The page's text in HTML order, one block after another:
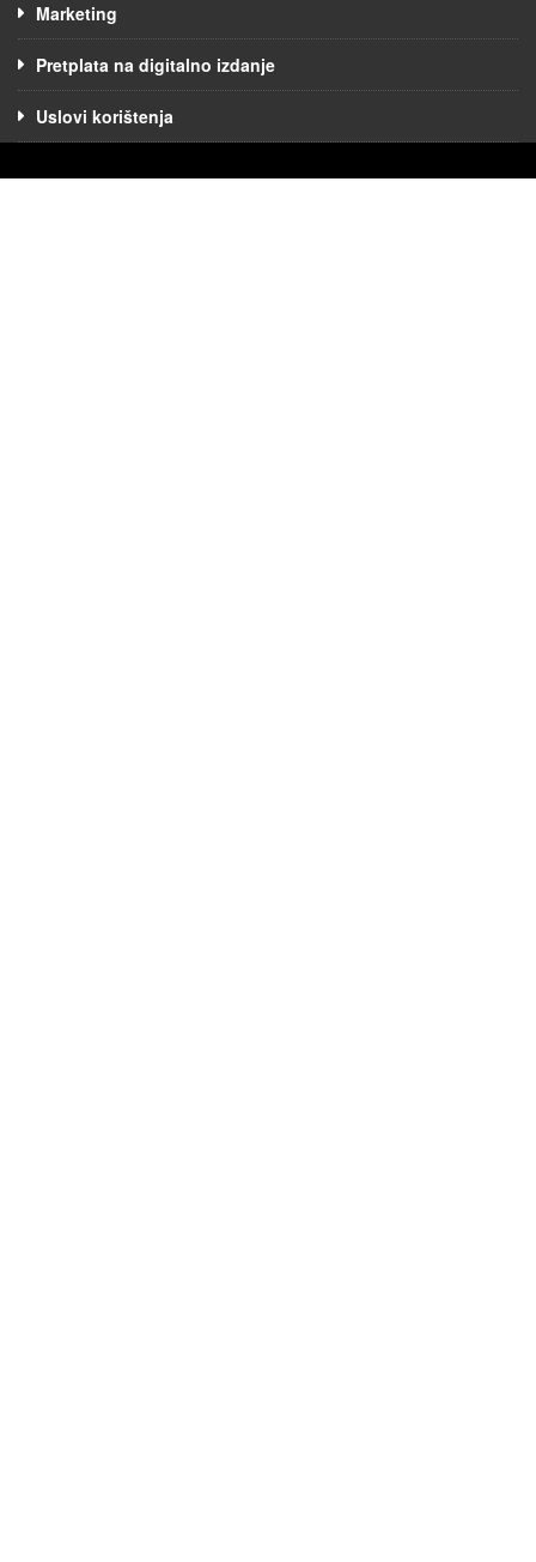
Marketing
Pretplata na digitalno izdanje
Uslovi korištenja